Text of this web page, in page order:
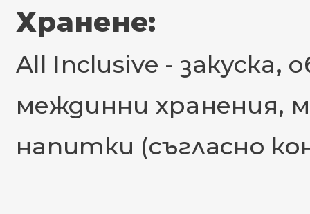
Хранене:
All Inclusive - закуска,
междинни хранения,
напитки (съгласно